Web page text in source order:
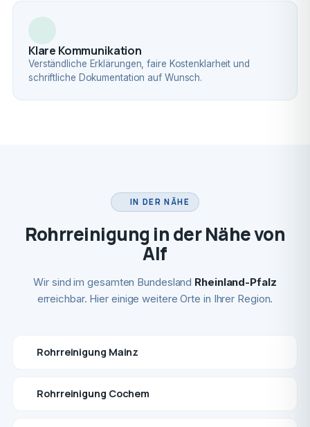
Klare Kommunikation
Verständliche Erklärungen, faire Kostenklarheit und
schriftliche Dokumentation auf Wunsch.
IN DER NÄHE
Rohrreinigung in der Nähe von
Alf
Wir sind im gesamten Bundesland Rheinland-Pfalz
erreichbar. Hier einige weitere Orte in Ihrer Region.
Rohrreinigung Mainz
Rohrreinigung Cochem